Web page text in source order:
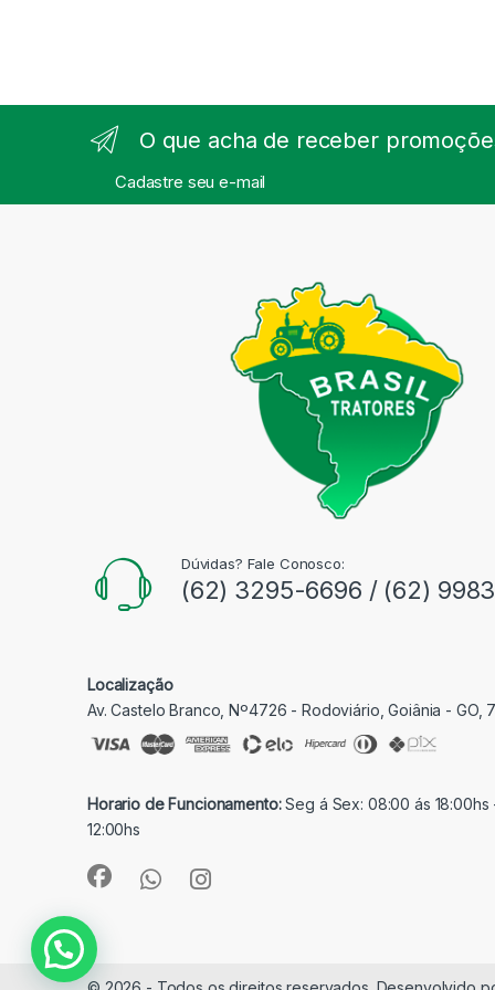
O que acha de receber
Cadastre seu e-mail
Dúvidas? Fale Conosco:
(62) 3295-6696 / (62)
Localização
Av. Castelo Branco, Nº4726 - Rodoviário, Goiânia - GO,
Horario de Funcionamento:Seg á Sex: 08:00 ás 18:00hs
12:00hs